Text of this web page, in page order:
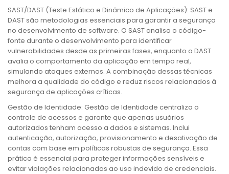
SAST/DAST (Teste Estático e Dinâmico de Aplicações): SAST e
DAST são metodologias essenciais para garantir a segurança
no desenvolvimento de software. O SAST analisa o código-
fonte durante o desenvolvimento para identificar
vulnerabilidades desde as primeiras fases, enquanto o DAST
avalia o comportamento da aplicação em tempo real,
simulando ataques externos. A combinação dessas técnicas
melhora a qualidade do código e reduz riscos relacionados à
segurança de aplicações críticas.
Gestão de Identidade: Gestão de Identidade centraliza o
controle de acessos e garante que apenas usuários
autorizados tenham acesso a dados e sistemas. Inclui
autenticação, autorização, provisionamento e desativação de
contas com base em políticas robustas de segurança. Essa
prática é essencial para proteger informações sensíveis e
evitar violações relacionadas ao uso indevido de credenciais.